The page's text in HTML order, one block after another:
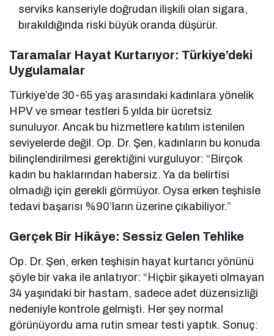
serviks kanseriyle doğrudan ilişkili olan sigara,
bırakıldığında riski büyük oranda düşürür.
Taramalar Hayat Kurtarıyor: Türkiye’deki
Uygulamalar
Türkiye’de 30-65 yaş arasındaki kadınlara yönelik
HPV ve smear testleri 5 yılda bir ücretsiz
sunuluyor. Ancak bu hizmetlere katılım istenilen
seviyelerde değil. Op. Dr. Şen, kadınların bu konuda
bilinçlendirilmesi gerektiğini vurguluyor: “Birçok
kadın bu haklarından habersiz. Ya da belirtisi
olmadığı için gerekli görmüyor. Oysa erken teşhisle
tedavi başarısı %90’ların üzerine çıkabiliyor.”
Gerçek Bir Hikâye: Sessiz Gelen Tehlike
Op. Dr. Şen, erken teşhisin hayat kurtarıcı yönünü
şöyle bir vaka ile anlatıyor: “Hiçbir şikayeti olmayan
34 yaşındaki bir hastam, sadece adet düzensizliği
nedeniyle kontrole gelmişti. Her şey normal
görünüyordu ama rutin smear testi yaptık. Sonuç: